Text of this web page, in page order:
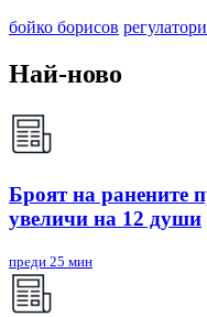
бойко борисов регулатори
Най-ново
Броят на ранените
увеличи на 12 души
преди 25 мин